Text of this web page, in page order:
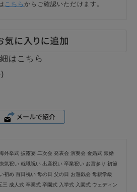
こちら からご確認いただけます。
はこちら
外挙式 披露宴 二次会 発表会 演奏会 金婚式 銀婚
気祝い 就職祝い 出産祝い 卒業祝い お宮参り 初節
初め 百日祝い 母の日 父の日 お遊戯会 母親学級
三 成人式 卒業式 卒園式 入学式 入園式 ウェディン